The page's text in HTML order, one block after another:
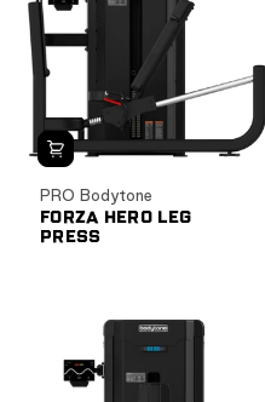
PRO Bodytone
FORZA HERO LEG
PRESS